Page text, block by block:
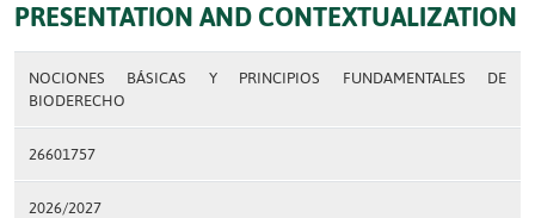
PRESENTATION AND CONTEXTUALIZATION
NOCIONES BÁSICAS Y PRINCIPIOS FUNDAMENTALES DE
BIODERECHO
26601757
2026/2027